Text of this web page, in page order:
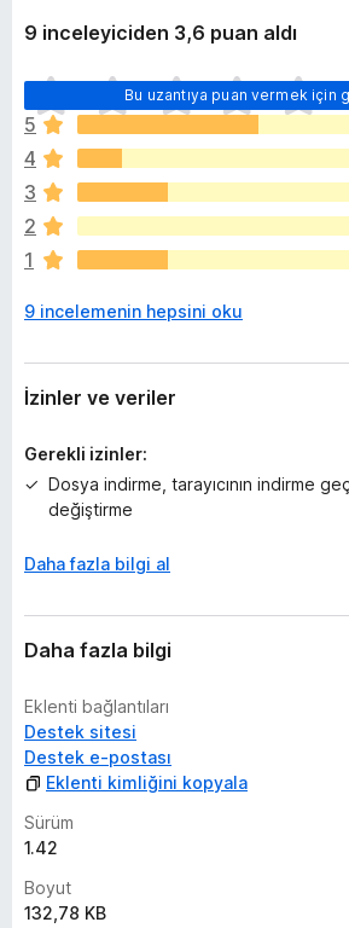
9 inceleyiciden 3,6 puan aldı
Bu uzantıya puan vermek için
H
e
n
ü
z
h
i
ç
u
n
y
k
5
4
3
2
1
9 incelemenin hepsini oku
İzinler ve veriler
Gerekli izinler:
Dosya indirme, tarayıcının indirme
değiştirme
Daha fazla bilgi al
Daha fazla bilgi
Eklenti bağlantıları
Destek sitesi
Destek e-postası
Eklenti kimliğini kopyala
Sürüm
1.42
Boyut
132,78 KB